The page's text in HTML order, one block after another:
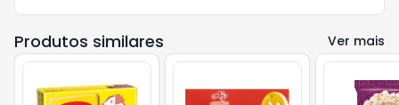
Produtos similares Ver mais